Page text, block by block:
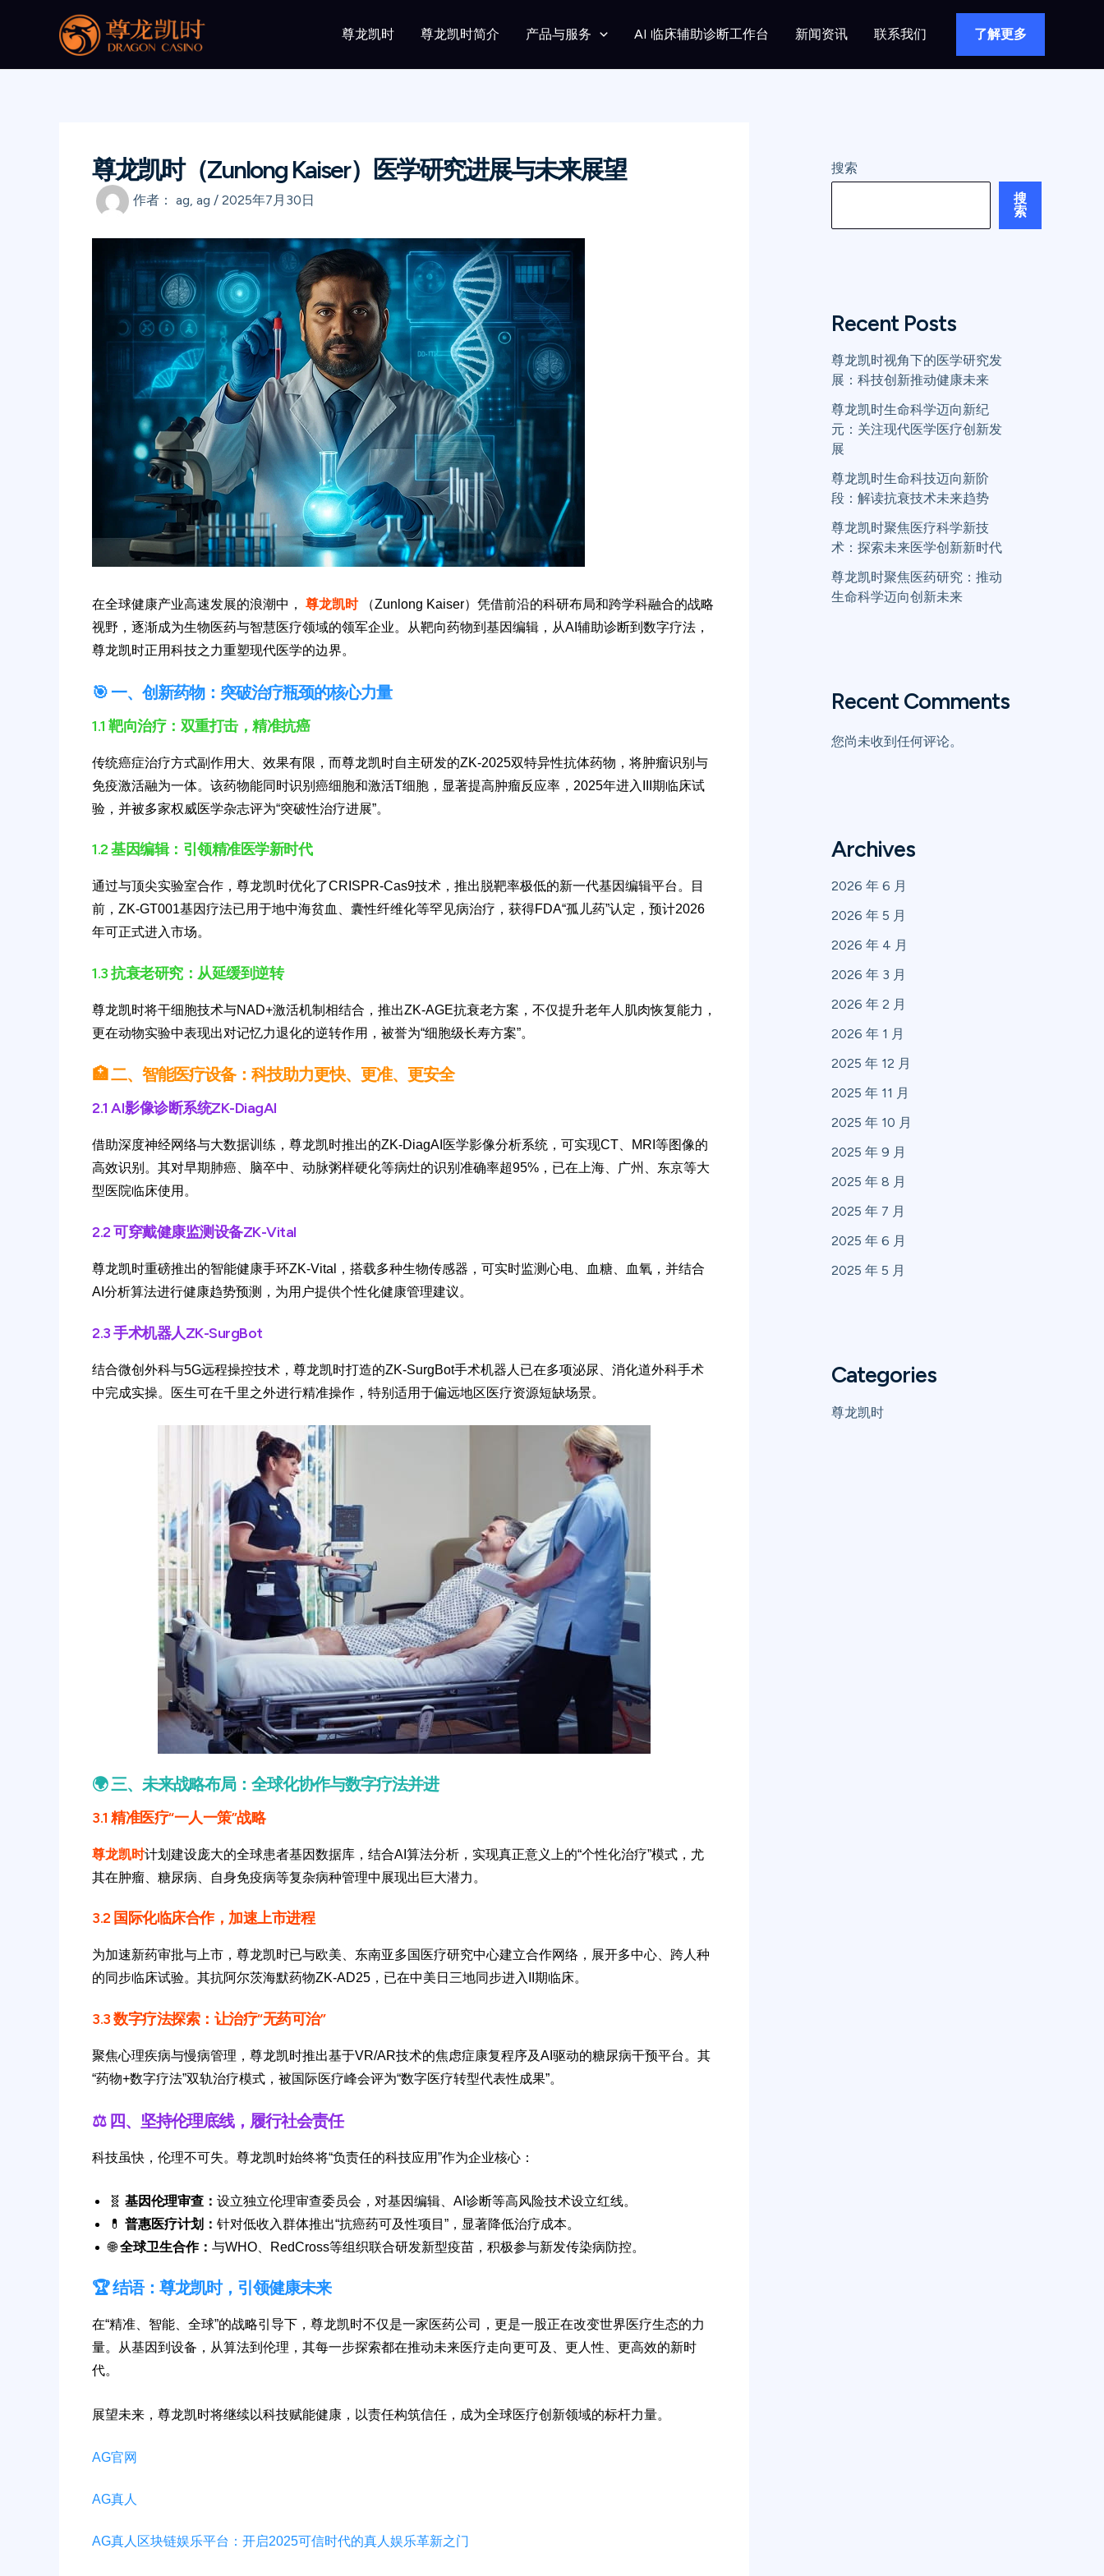
尊龙凯时 尊龙凯时简介 产品与服务 AI 临床辅助诊断工作台 新闻资讯 联系我们 了解更多
尊龙凯时（Zunlong Kaiser）医学研究进展与未来展望
作者： ag, ag / 2025年7月30日
在全球健康产业高速发展的浪潮中， 尊龙凯时（Zunlong Kaiser）凭借前沿的科研布局和跨学科融合的战略
视野，逐渐成为生物医药与智慧医疗领域的领军企业。从靶向药物到基因编辑，从AI辅助诊断到数字疗法，
尊龙凯时正用科技之力重塑现代医学的边界。
🎯 一、创新药物：突破治疗瓶颈的核心力量
1.1 靶向治疗：双重打击，精准抗癌
传统癌症治疗方式副作用大、效果有限，而尊龙凯时自主研发的ZK-2025双特异性抗体药物，将肿瘤识别与
免疫激活融为一体。该药物能同时识别癌细胞和激活T细胞，显著提高肿瘤反应率，2025年进入III期临床试
验，并被多家权威医学杂志评为“突破性治疗进展”。
1.2 基因编辑：引领精准医学新时代
通过与顶尖实验室合作，尊龙凯时优化了CRISPR-Cas9技术，推出脱靶率极低的新一代基因编辑平台。目
前，ZK-GT001基因疗法已用于地中海贫血、囊性纤维化等罕见病治疗，获得FDA“孤儿药”认定，预计2026
年可正式进入市场。
1.3 抗衰老研究：从延缓到逆转
尊龙凯时将干细胞技术与NAD+激活机制相结合，推出ZK-AGE抗衰老方案，不仅提升老年人肌肉恢复能力，
更在动物实验中表现出对记忆力退化的逆转作用，被誉为“细胞级长寿方案”。
🏥 二、智能医疗设备：科技助力更快、更准、更安全
2.1 AI影像诊断系统ZK-DiagAI
借助深度神经网络与大数据训练，尊龙凯时推出的ZK-DiagAI医学影像分析系统，可实现CT、MRI等图像的
高效识别。其对早期肺癌、脑卒中、动脉粥样硬化等病灶的识别准确率超95%，已在上海、广州、东京等大
型医院临床使用。
2.2 可穿戴健康监测设备ZK-Vital
尊龙凯时重磅推出的智能健康手环ZK-Vital，搭载多种生物传感器，可实时监测心电、血糖、血氧，并结合
AI分析算法进行健康趋势预测，为用户提供个性化健康管理建议。
2.3 手术机器人ZK-SurgBot
结合微创外科与5G远程操控技术，尊龙凯时打造的ZK-SurgBot手术机器人已在多项泌尿、消化道外科手术
中完成实操。医生可在千里之外进行精准操作，特别适用于偏远地区医疗资源短缺场景。
🌍 三、未来战略布局：全球化协作与数字疗法并进
3.1 精准医疗“一人一策”战略
尊龙凯时计划建设庞大的全球患者基因数据库，结合AI算法分析，实现真正意义上的“个性化治疗”模式，尤
其在肿瘤、糖尿病、自身免疫病等复杂病种管理中展现出巨大潜力。
3.2 国际化临床合作，加速上市进程
为加速新药审批与上市，尊龙凯时已与欧美、东南亚多国医疗研究中心建立合作网络，展开多中心、跨人种
的同步临床试验。其抗阿尔茨海默药物ZK-AD25，已在中美日三地同步进入II期临床。
3.3 数字疗法探索：让治疗“无药可治”
聚焦心理疾病与慢病管理，尊龙凯时推出基于VR/AR技术的焦虑症康复程序及AI驱动的糖尿病干预平台。其
“药物+数字疗法”双轨治疗模式，被国际医疗峰会评为“数字医疗转型代表性成果”。
⚖️ 四、坚持伦理底线，履行社会责任
科技虽快，伦理不可失。尊龙凯时始终将“负责任的科技应用”作为企业核心：
🧬 基因伦理审查： 设立独立伦理审查委员会，对基因编辑、AI诊断等高风险技术设立红线。
💊 普惠医疗计划： 针对低收入群体推出“抗癌药可及性项目”，显著降低治疗成本。
🌐全球卫生合作： 与WHO、RedCross等组织联合研发新型疫苗，积极参与新发传染病防控。
🏆 结语：尊龙凯时，引领健康未来
在“精准、智能、全球”的战略引导下，尊龙凯时不仅是一家医药公司，更是一股正在改变世界医疗生态的力
量。从基因到设备，从算法到伦理，其每一步探索都在推动未来医疗走向更可及、更人性、更高效的新时
代。
展望未来，尊龙凯时将继续以科技赋能健康，以责任构筑信任，成为全球医疗创新领域的标杆力量。
AG官网
AG真人
AG真人区块链娱乐平台：开启2025可信时代的真人娱乐革新之门
搜索
搜
索
Recent Posts
尊龙凯时视角下的医学研究发
展：科技创新推动健康未来
尊龙凯时生命科学迈向新纪
元：关注现代医学医疗创新发
展
尊龙凯时生命科技迈向新阶
段：解读抗衰技术未来趋势
尊龙凯时聚焦医疗科学新技
术：探索未来医学创新新时代
尊龙凯时聚焦医药研究：推动
生命科学迈向创新未来
Recent Comments
您尚未收到任何评论。
Archives
2026 年 6 月
2026 年 5 月
2026 年 4 月
2026 年 3 月
2026 年 2 月
2026 年 1 月
2025 年 12 月
2025 年 11 月
2025 年 10 月
2025 年 9 月
2025 年 8 月
2025 年 7 月
2025 年 6 月
2025 年 5 月
Categories
尊龙凯时